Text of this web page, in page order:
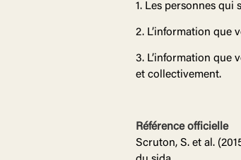
1. Les personnes qui
2. L’information que
3. L’information que
et collectivement.
Référence officielle
Scruton, S. et al.